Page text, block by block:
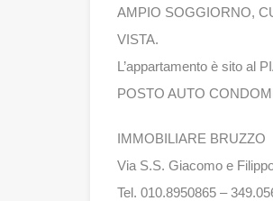
AMPIO SOGGIORNO,
VISTA.
L’appartamento è sito al
POSTO AUTO
IMMOBILIARE BRUZZO
Via S.S. Giacomo e
Tel. 010.8950865 –